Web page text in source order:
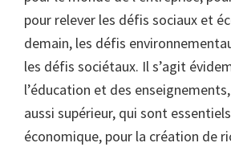
pour relever les défis sociaux et
demain, les défis
les défis sociétaux. Il s’agit
l’éducation et des
aussi supérieur, qui sont
économique, pour la création de